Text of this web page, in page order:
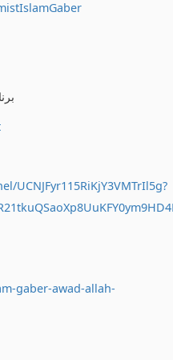
UCNJFyr115RiKjY3VMTrIl5g?
gaber-awad-allah-